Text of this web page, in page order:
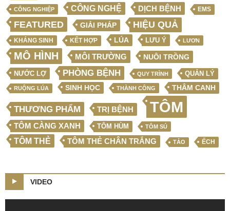
CÔNG NGHIỆP CÔNG NGHỆ DỊCH BỆNH EMS
FEATURED GIẢI PHÁP HIỆU QUẢ
KHÁNG SINH KẾT HỢP LÚA LƯU Ý LƯƠN
MÔ HÌNH MÔI TRƯỜNG NUÔI TRỒNG
NƯỚC LỢ PHÒNG BỆNH QUY TRÌNH QUẢN LÝ
RUỘNG LÚA SINH HỌC THÀNH CÔNG THÂM CANH
THƯƠNG PHẨM TRỊ BỆNH TÔM
TÔM CÀNG XANH TÔM HÙM TÔM SÚ
TÔM THẺ TÔM THẺ CHÂN TRẮNG TẢO ẾCH
VIDEO